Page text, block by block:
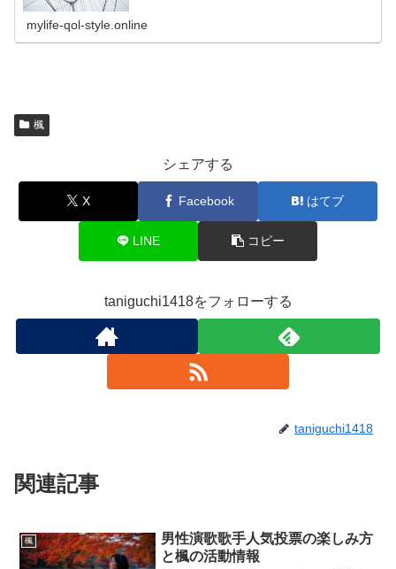
mylife-qol-style.online
楓
シェアする
X Facebook はてブ
LINE コピー
taniguchi1418をフォローする
taniguchi1418
関連記事
楓
男性演歌歌手人気投票の楽しみ方
と楓の活動情報